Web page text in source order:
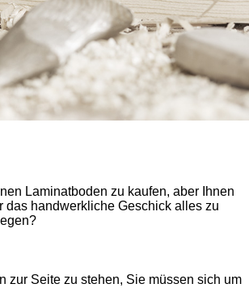
Laminatboden zu kaufen, aber Ihnen
das handwerkliche Geschick alles zu
zur Seite zu stehen, Sie müssen sich um